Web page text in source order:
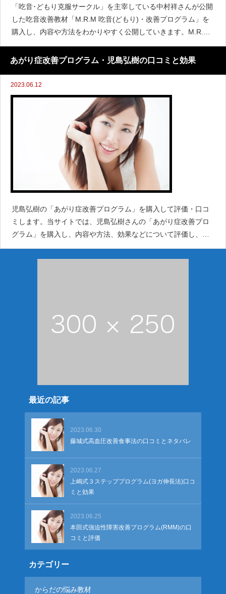
「吃音･どもり克服サークル」を主宰している中村祥さんが公開
した吃音改善教材「M.R.M 吃音(どもり)・改善プログラム」を
購入し、内容や方法をわかりやすく公開していきます。M.R.M
吃音(どもり)改善プログラムを購入して独自評価します。■発声
発語障害学で「74％」、およそ4人
あがり症改善プログラム・児島弘樹の口コミと効果
2023.06.12
児島弘樹の「あがり症改善プログラム」を購入して評価・口コ
ミします。当サイトでは、児島弘樹さんの「あがり症改善プロ
グラム」を購入し、内容や方法、効果などについて評価し、本
音の口コミをお届けします。自分の力であがり症を改善するこ
とに関心をお持ちでしたら数分だけこのページを読み進めてみ
最近の記事
2023.06.30
藤城式高血圧改善食事法の口コミとネタバレ
2023.06.27
上嶋式３ステッププログラム(ヨガ伸長法)口コ
ミと効果
2023.06.25
本田式強迫性障害改善プログラム(RMM)の口
コミと評価
カテゴリー
からだの悩み教材